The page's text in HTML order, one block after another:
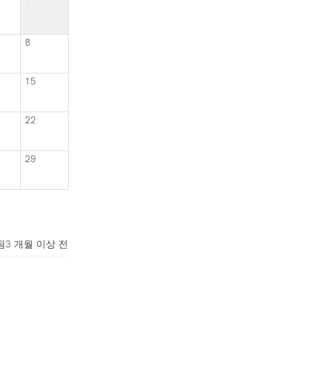
8
15
22
29
3 개월 이상 전